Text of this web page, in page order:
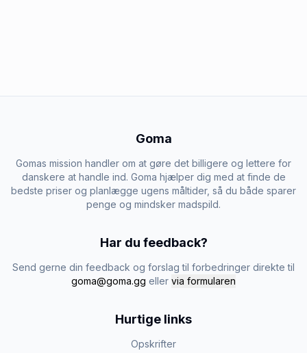
Goma
Gomas mission handler om at gøre det billigere og lettere for
danskere at handle ind. Goma hjælper dig med at finde de
bedste priser og planlægge ugens måltider, så du både sparer
penge og mindsker madspild.
Har du feedback?
Send gerne din feedback og forslag til forbedringer direkte til
goma@goma.gg eller via formularen
Hurtige links
Opskrifter